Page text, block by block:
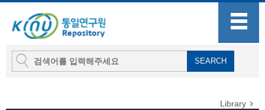
Library